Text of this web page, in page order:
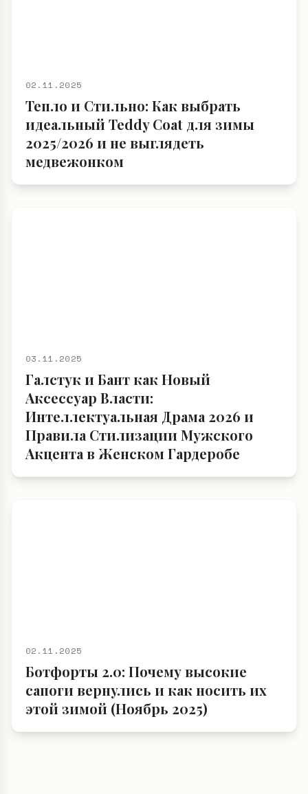
02.11.2025
Тепло и Стильно: Как выбрать
идеальный Teddy Coat для зимы
2025/2026 и не выглядеть
медвежонком
03.11.2025
Галстук и Бант как Новый
Аксессуар Власти:
Интеллектуальная Драма 2026 и
Правила Стилизации Мужского
Акцента в Женском Гардеробе
02.11.2025
Ботфорты 2.0: Почему высокие
сапоги вернулись и как носить их
этой зимой (Ноябрь 2025)